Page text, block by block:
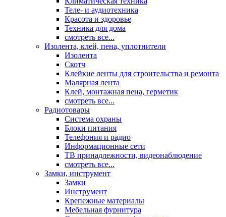
Теле- и аудиотехника
Красота и здоровье
Техника для дома
смотреть все...
Изолента, клей, пена, уплотнители
Изолента
Скотч
Клейкие ленты для строительства и ремонта
Малярная лента
Клей, монтажная пена, герметик
смотреть все...
Радиотовары
Система охраны
Блоки питания
Телефония и радио
Информационные сети
ТВ принадлежности, видеонаблюдение
смотреть все...
Замки, инструмент
Замки
Инструмент
Крепежные материалы
Мебельная фурнитура